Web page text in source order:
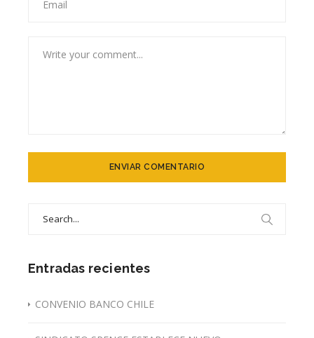
Entradas recientes
CONVENIO BANCO CHILE